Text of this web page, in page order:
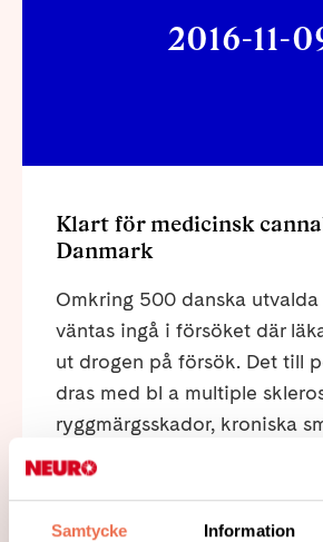
Samtycke Information
2016-11-
Klart för medicinsk
Danmark
Omkring 500 danska
väntas ingå i försöket där
ut drogen på försök. Det till
dras med bl a multiple
ryggmärgsskador, kroniska
annan behandling inte
cancerpatienter med